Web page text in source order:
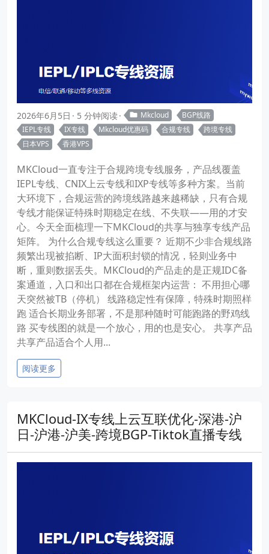
2026年6月5日 5 分钟阅读 Mkcloud
BGP线路
IEPL专线
IX专线 Mkcloud优惠码 合规专线
跨境专线
日本VPS
香港VPS
MKCloud一直专注于合规跨境专线服务，产品线覆盖
IEPL专线、CNIX上云专线和IXP专线等多种方案。当前
大环境下，合规运营的跨境线路越来越稀缺，只有合规
专线才能保证特殊时期稳定在线、不失联——用的才安
心。今天全面梳理一下MKCloud的共享与独享专线产品
矩阵。 为什么合规专线这么重要？ 近期不少非合规线路
频繁出现被掐断、IP大面积封锁的情况，轻则业务中
断，重则数据丢失。MKCloud的产品走的是正规IDC备
案通道，入口和出口都在合规框架内运营： 不用担心哪
天突然被TB（停机） 线路稳定性有保障，特殊时期照样
跑 适合长期业务部署，不是那种随时可能跑路的野鸡线
路 买专线图的就是一个放心，用的也是安心。 共享产品
共享产品适合个人用...
阅读更多
MKCloud-IX专线上云互联优化-深港-沪
日-沪港-沪美-跨境BGP-Tiktok直播专线